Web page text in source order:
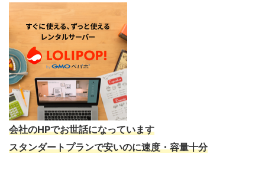
会社のHPでお世話になっています
スタンダートプランで安いのに速度・容量十分